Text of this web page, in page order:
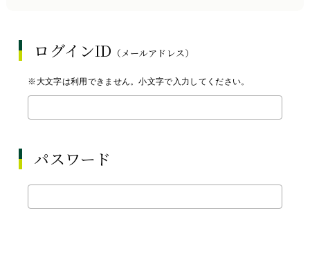
ログインID （メールアドレス）
※大文字は利用できません。小文字で入力してください。
パスワード